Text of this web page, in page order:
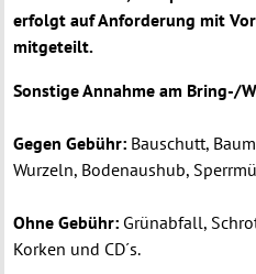
erfolgt auf Anforderung mit
mitgeteilt.
Sonstige Annahme am Bring-/
Gegen Gebühr: Bauschutt,
Wurzeln, Bodenaushub,
Ohne Gebühr: Grünabfall,
Korken und CD´s.